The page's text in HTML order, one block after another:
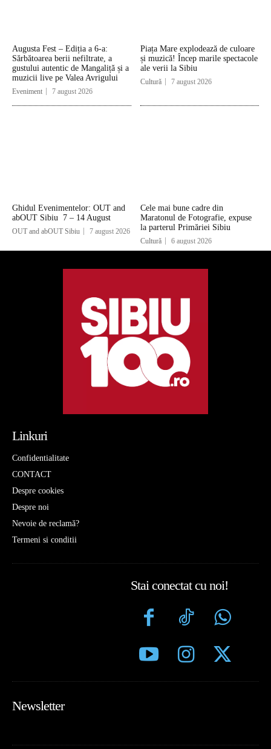
Augusta Fest – Ediția a 6-a:
Sărbătoarea berii nefiltrate, a
gustului autentic de Mangaliță și a
muzicii live pe Valea Avrigului
Eveniment 7 august 2026
Piața Mare explodează de culoare
și muzică! Încep marile spectacole
ale verii la Sibiu
Cultură 7 august 2026
Ghidul Evenimentelor: OUT and
abOUT Sibiu 7 – 14 August
OUT and abOUT Sibiu 7 august 2026
Cele mai bune cadre din
Maratonul de Fotografie, expuse
la parterul Primăriei Sibiu
Cultură 6 august 2026
Linkuri
Confidentialitate
CONTACT
Despre cookies
Despre noi
Nevoie de reclamă?
Termeni si conditii
Stai conectat cu noi!
Newsletter